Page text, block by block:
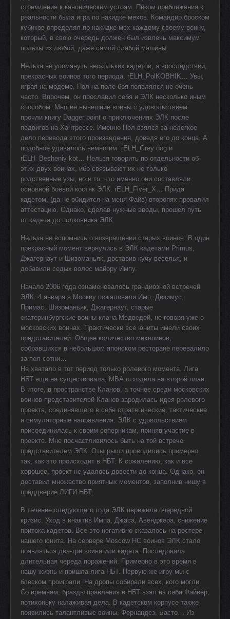
стремление к каноническим устоям. Пиком приближения к
реальности была игра по накидке мехов. Командир броском
кубиков определял по накидке мех каждому своему воину,
который, в свою очередь должен был извлечь максимум
пользы из любой, даже самой слабой машины.
Нельзя не упомянуть нескольких кадетов, а впоследствии,
прекрасных воинов того периода. rELH_PolKOBHIK… Увы,
играя на модеме, Пол на поле боя появлялся не очень
часто. Впрочем, он прославил себя и ЭЛК несколько иным
способом. Многие нынешние воины с удовольствием
прочли книгу Dagger point о приключениях ЭЛК после
подвигов на Хантрессе. Именно Пол взялся за нелегкое
дело перевода этого произведения, доведя его до конца. А
подобное удавалось немногим. rELH_Grey dog и
rELH_Besheniy kot… Нельзя говорить по отдельности об
этих двух воинах, ибо связывают их не только
родственные узы, но и то, что именно они составляли
основной боевой костяк ЭЛК. rELH_Fiver_X… Придя
кадетом, (да не обидится на меня Файв) второпях провалил
аттестацию. Однако, сделав нужные вводы, прошел путь
от кадета до полковника ЭЛК.
Нельзя не вспомнить о возвращении старых воинов. В один
прекрасный момент вернулись в ЭЛК кадетами Primus,
Джагернаут и Шизоманьяк, доставив кучу веселья, и
добавили седых волос майору Импу.
Начало 2006 года ознаменовалось грандиозной встречей
ЭЛК. 4 января в Москву пожаловали Имп, Дезимус,
Примас, Шизоманьяк, Джагернаут, старые
екатеринбургские воины клана Медведей, не говоря уже о
московских воинах. Практически все юниты имели своих
представителей. Общее количество мехвоинов,
собравшихся в небольшом японском ресторане перевалило
за пол-сотни…
Не хватало в тот период только ролевого момента. Лига
НБТ еще не существовала, МВА отходила на второй план.
В итоге, в пространстве Кланов, а точнее среди московских
воинов представителей Кланов зародилась идея ролевого
проекта, соединявщего в себе стратегические, тактические
и симуляторные направления. ЭЛК с удовольствием
присоединилась к своим соперникам, приняв участие в
проекте. Мне посчастливилось быть на той встрече
представителем ЭЛК. Отыгрыши проводились примерно
так, как это происходит в НБТ. К сожалению, как и все
хорошее, проект не удалось довести до конца. Однако, он
доставил множество приятных моментов, заполнив нишу в
преддверие ЛИГИ НБТ.
В течение следующего года ЭЛК пережила очередной
кризис. Уход в инактив Импа, Джаса, Авенджера, снижение
притока кадетов. Все это негативно сказалось на ростере
нашего юнита. На сервере Moscow HC воинов ЭЛК стало
появляться два-три воина или кадета. Последовала
длительная череда поражений. Примерно в это время в
нашу жизнь и пришла лига НБТ. Первую же игру мы с
блеском проиграли. На дропы собирали всех, кого могли.
Со времнем, бразды правления в НБТ взял на себя Файвер,
потихоньку налаживая дела. В кадетском корпусе также
появились талантливые воины. Фернандез, Басто… Из